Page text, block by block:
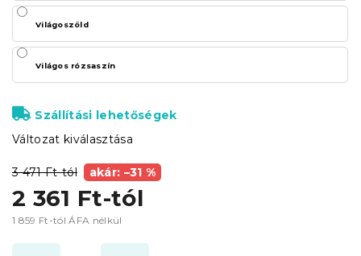
3 471 Ft-tól akár: –31 %
2 361 Ft-tól
1 859 Ft-tól ÁFA nélkül
Változat kiválasztása
Világoszöld
Világos rózsaszín
Szállítási lehetőségek